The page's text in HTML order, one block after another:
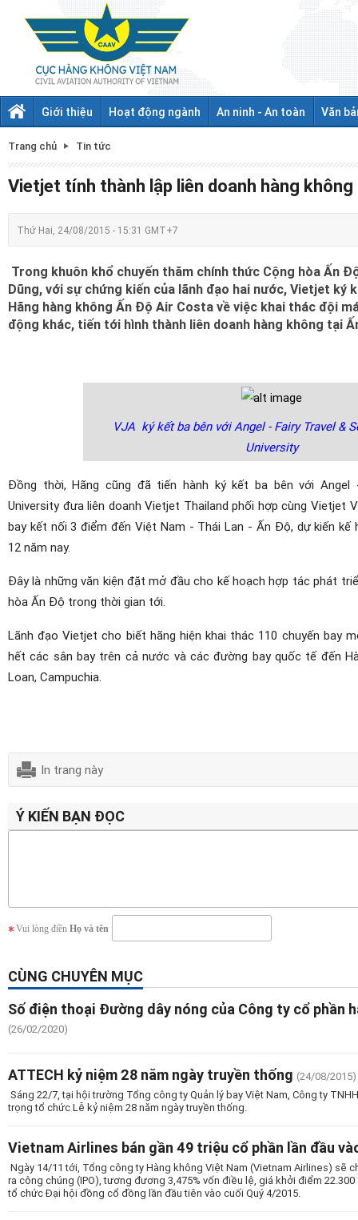
Giới thiệu Hoạt động ngành An ninh - An toàn Văn
Trang chủ Tin tức
Vietjet tính thành lập liên doanh hàng
Thứ Hai, 24/08/2015 - 15:31 GMT+7
Trong khuôn khổ chuyến thăm chính thức Cộng hòa Ấn
Dũng, với sự chứng kiến của lãnh đạo hai nước, Vietjet ký
Hãng hàng không Ấn Độ Air Costa về việc khai thác đội
động khác, tiến tới hình thành liên doanh hàng không tại
VJA ký kết ba bên với Angel - Fairy Travel &
University
Đồng thời, Hãng cũng đã tiến hành ký kết ba bên với Angel
University đưa liên doanh Vietjet Thailand phối hợp cùng Vietjet
bay kết nối 3 điểm đến Việt Nam - Thái Lan - Ấn Độ, dự kiến
12 năm nay.
Đây là những văn kiện đặt mở đầu cho kế hoạch hợp tác phát
hòa Ấn Độ trong thời gian tới.
Lãnh đạo Vietjet cho biết hãng hiện khai thác 110 chuyến bay
hết các sân bay trên cả nước và các đường bay quốc tế đến
Loan, Campuchia.
In trang này
Ý KIẾN BẠN ĐỌC
Vui lòng điền Họ và tên
CÙNG CHUYÊN MỤC
Số điện thoại Đường dây nóng của Công ty cổ phần
(26/02/2020)
ATTECH kỷ niệm 28 năm ngày truyền thống (24/08/2015)
Sáng 22/7, tại hội trường Tổng công ty Quản lý bay Việt Nam, Công ty
trọng tổ chức Lễ kỷ niệm 28 năm ngày truyền thống.
Vietnam Airlines bán gần 49 triệu cổ phần lần đầu
Ngày 14/11 tới, Tổng công ty Hàng không Việt Nam (Vietnam Airlines) sẽ
ra công chúng (IPO), tương đương 3,475% vốn điều lệ, giá khởi điểm
tổ chức Đại hội đồng cổ đồng lần đầu tiên vào cuối Quý 4/2015.